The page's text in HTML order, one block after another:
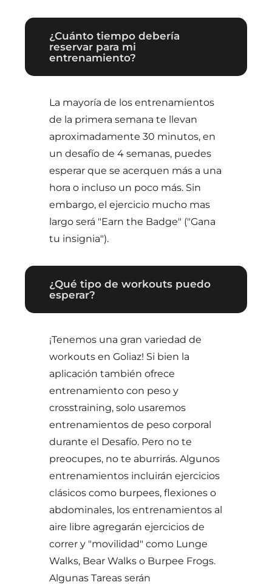
¿Cuánto tiempo debería
reservar para mi
entrenamiento?
La mayoría de los entrenamientos
de la primera semana te llevan
aproximadamente 30 minutos, en
un desafío de 4 semanas, puedes
esperar que se acerquen más a una
hora o incluso un poco más. Sin
embargo, el ejercicio mucho mas
largo será "Earn the Badge" ("Gana
tu insignia").
¿Qué tipo de workouts puedo
esperar?
¡Tenemos una gran variedad de
workouts en Goliaz! Si bien la
aplicación también ofrece
entrenamiento con peso y
crosstraining, solo usaremos
entrenamientos de peso corporal
durante el Desafío. Pero no te
preocupes, no te aburrirás. Algunos
entrenamientos incluirán ejercicios
clásicos como burpees, flexiones o
abdominales, los entrenamientos al
aire libre agregarán ejercicios de
correr y "movilidad" como Lunge
Walks, Bear Walks o Burpee Frogs.
Algunas Tareas serán